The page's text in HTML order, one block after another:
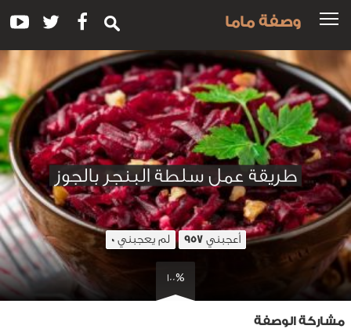
وصفة ماما
طريقة عمل سلطة البنجر بالجوز
أعجبني957 لم يعجبني0
100%
مشاركة الوصفة